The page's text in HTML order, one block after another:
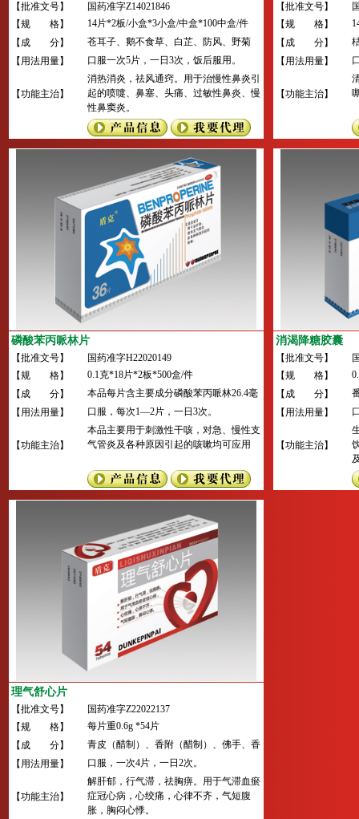
【批准文号】
国药准字Z14021846
【规 格】
14片*2板/小盒*3小盒/中盒*100中盒/件
【成 分】
苍耳子、鹅不食草、白芷、防风、野菊
花、墨旱莲、白芍、胆南星、蒺藜、甘草
【用法用量】 口服一次5片，一日3次，饭后服用。
【功能主治】
消热消炎，祛风通窍。用于治慢性鼻炎引
起的喷嚏、鼻塞、头痛、过敏性鼻炎、慢
性鼻窦炎。
【批准文号】
【规 格】
【成 分】
【用法用量】
【功能主治】
磷酸苯丙哌林片
【批准文号】
国药准字H22020149
【规 格】
0.1克*18片*2板*500盒/件
【成 分】
本品每片含主要成分磷酸苯丙哌林26.4毫
克(相当于20毫克苯丙哌林)。
【用法用量】 口服，每次1—2片，一日3次。
【功能主治】
本品主要用于刺激性干咳，对急、慢性支
气管炎及各种原因引起的咳嗽均可应用
消渴降糖胶囊
【批准文号】
【规 格】
【成 分】
【用法用量】
【功能主治】
理气舒心片
【批准文号】
国药准字Z22022137
【规 格】
每片重0.6g *54片
【成 分】
青皮（醋制）、香附（醋制）、佛手、香
橼、枳壳（炒）、沉香、木香、莪术（醋
等18味。
【用法用量】 口服，一次4片，一日2次。
【功能主治】
解肝郁，行气滞，祛胸痹。用于气滞血瘀
症冠心病，心绞痛，心律不齐，气短腹
胀，胸闷心悸。